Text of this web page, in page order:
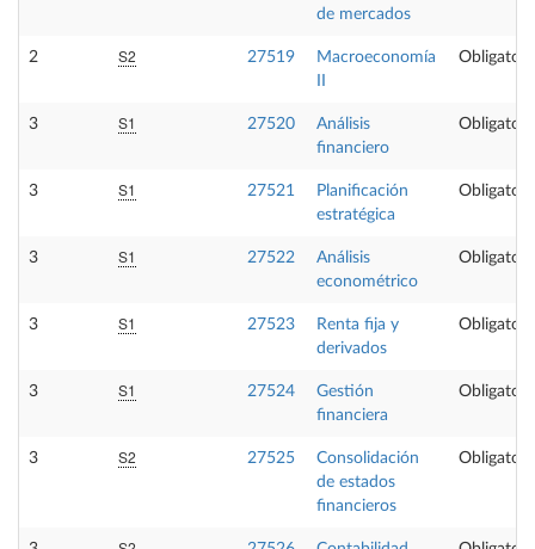
de mercados
2 S2 27519
Macroeconomía
3 S1 27520
Análisis
financiero
3 S1 27521
Planificación
estratégica
3 S1 27522
Análisis
econométrico
3 S1 27523
Renta fija y
derivados
3 S1 27524
Gestión
financiera
3 S2 27525
Consolidación
de estados
financieros